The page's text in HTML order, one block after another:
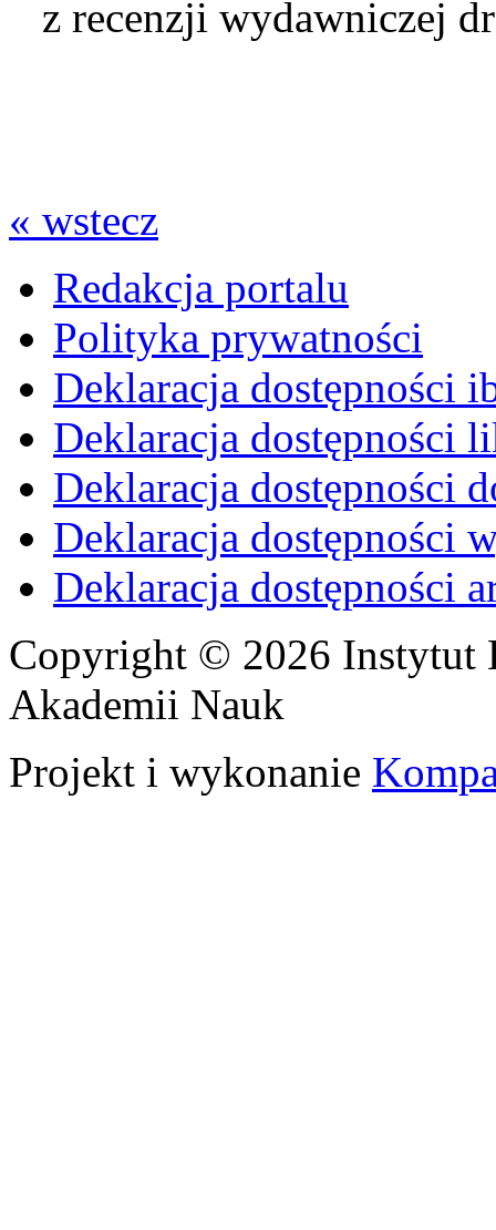
z recenzji wydawniczej
« wstecz
Redakcja portalu
Polityka prywatności
Deklaracja dostępności
Deklaracja dostępności
Deklaracja dostępności
Deklaracja dostępności
Deklaracja dostępności
Copyright © 2026 Instytut
Akademii Nauk
Projekt i wykonanie